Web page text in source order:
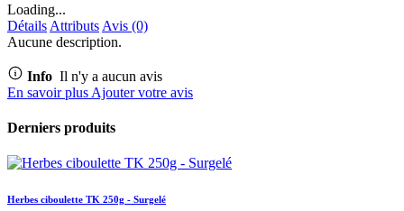
Loading...
Détails Attributs Avis (0)
Aucune description.
Info Il n'y a aucun avis
En savoir plus Ajouter votre avis
Derniers produits
Herbes ciboulette TK 250g - Surgelé